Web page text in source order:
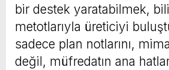
bir destek yaratabilmek,
metotlarıyla üreticiyi
sadece plan notlarını,
değil, müfredatın ana